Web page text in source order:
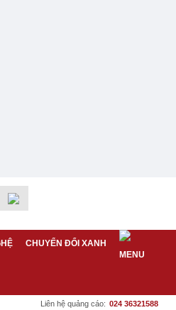
CHUYỂN ĐỔI XANH
Liên hệ quảng cáo: 024 36321588